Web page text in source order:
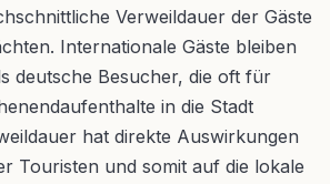
Verweildauer der Gäste
Internationale Gäste bleiben
deutsche Besucher, die oft für
in die Stadt
hat direkte Auswirkungen
Touristen und somit auf die lokale